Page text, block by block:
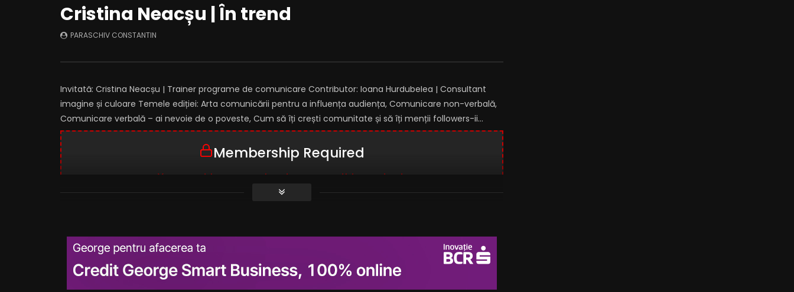
Cristina Neacșu | În trend
PARASCHIV CONSTANTIN
Invitată: Cristina Neacșu | Trainer programe de comunicare Contributor: Ioana Hurdubelea | Consultant
imagine și culoare Temele ediției: Arta comunicării pentru a influența audiența, Comunicare non-verbală,
Comunicare verbală – ai nevoie de o poveste, Cum să îți crești comunitate și să îți menții followers-ii…
Membership Required
You must be a member to access this content.
Already a member?